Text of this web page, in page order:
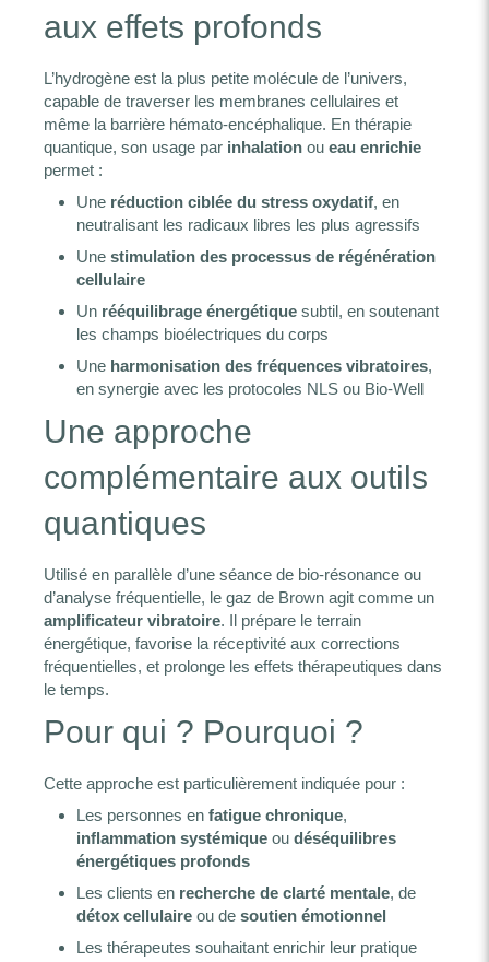
aux effets profonds
L’hydrogène est la plus petite molécule de l’univers,
capable de traverser les membranes cellulaires et
même la barrière hémato-encéphalique. En thérapie
quantique, son usage par inhalation ou eau enrichie
permet :
Une réduction ciblée du stress oxydatif, en
neutralisant les radicaux libres les plus agressifs
Une stimulation des processus de régénération
cellulaire
Un rééquilibrage énergétique subtil, en soutenant
les champs bioélectriques du corps
Une harmonisation des fréquences vibratoires,
en synergie avec les protocoles NLS ou Bio-Well
Une approche
complémentaire aux outils
quantiques
Utilisé en parallèle d’une séance de bio-résonance ou
d’analyse fréquentielle, le gaz de Brown agit comme un
amplificateur vibratoire. Il prépare le terrain
énergétique, favorise la réceptivité aux corrections
fréquentielles, et prolonge les effets thérapeutiques dans
le temps.
Pour qui ? Pourquoi ?
Cette approche est particulièrement indiquée pour :
Les personnes en fatigue chronique,
inflammation systémique ou déséquilibres
énergétiques profonds
Les clients en recherche de clarté mentale, de
détox cellulaire ou de soutien émotionnel
Les thérapeutes souhaitant enrichir leur pratique